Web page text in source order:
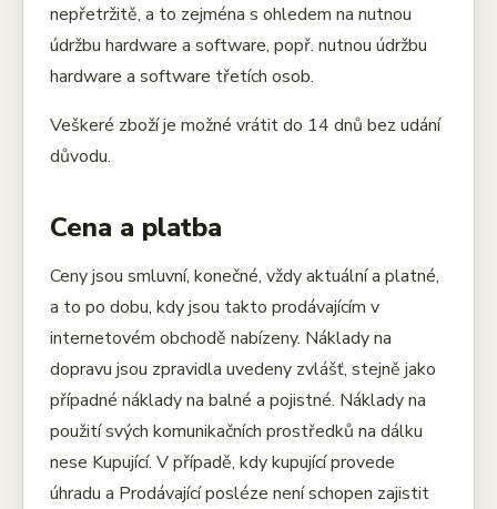
nepřetržitě, a to zejména s ohledem na nutnou
údržbu hardware a software, popř. nutnou údržbu
hardware a software třetích osob.
Veškeré zboží je možné vrátit do 14 dnů bez udání
důvodu.
Cena a platba
Ceny jsou smluvní, konečné, vždy aktuální a platné,
a to po dobu, kdy jsou takto prodávajícím v
internetovém obchodě nabízeny. Náklady na
dopravu jsou zpravidla uvedeny zvlášť, stejně jako
případné náklady na balné a pojistné. Náklady na
použití svých komunikačních prostředků na dálku
nese Kupující. V případě, kdy kupující provede
úhradu a Prodávající posléze není schopen zajistit